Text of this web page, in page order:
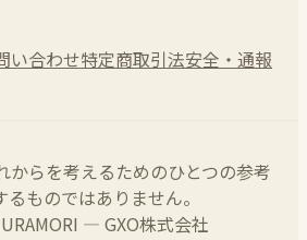
い合わせ特定商取引法安全・通報
からを考えるためのひとつの参考
ものではありません。
— GXO株式会社